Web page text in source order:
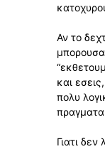
Αν το
και
πολυ
Γιατι